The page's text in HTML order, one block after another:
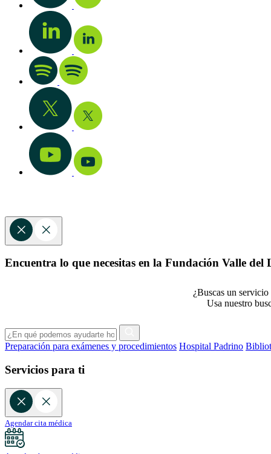
Encuentra lo que necesitas en la Fundación Valle del
¿Buscas un
Usa nuestro
Preparación para exámenes y procedimientos Hospital Padrino
Servicios para ti
Agendar cita médica